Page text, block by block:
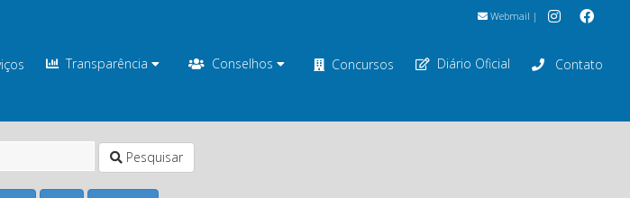
Webmail |
Transparência Conselhos Concursos Diário Oficial Contato
Pesquisar